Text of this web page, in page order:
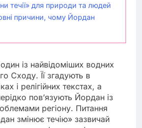
течії» для природи та людей
причини, чому Йордан
із найвідоміших водних
Сходу. Її згадують в
і релігійних текстах, а
пов’язують Йордан із
регіону. Питання
змінює течію» зазвичай